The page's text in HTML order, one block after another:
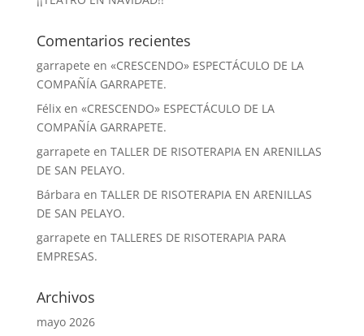
Comentarios recientes
garrapete en «CRESCENDO» ESPECTÁCULO DE LA
COMPAÑÍA GARRAPETE.
Félixen «CRESCENDO» ESPECTÁCULO DE LA
COMPAÑÍA GARRAPETE.
garrapete en TALLER DE RISOTERAPIA EN ARENILLAS
DE SAN PELAYO.
Bárbara en TALLER DE RISOTERAPIA EN ARENILLAS
DE SAN PELAYO.
garrapete en TALLERES DE RISOTERAPIA PARA
EMPRESAS.
Archivos
mayo 2026